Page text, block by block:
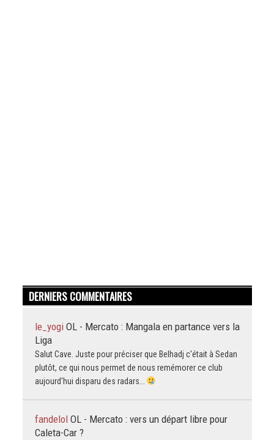
DERNIERS COMMENTAIRES
le_yogi OL - Mercato : Mangala en partance vers la
Liga
Salut Cave. Juste pour préciser que Belhadj c'était à Sedan
plutôt, ce qui nous permet de nous remémorer ce club
aujourd'hui disparu des radars...
fandelol OL - Mercato : vers un départ libre pour
Caleta-Car ?